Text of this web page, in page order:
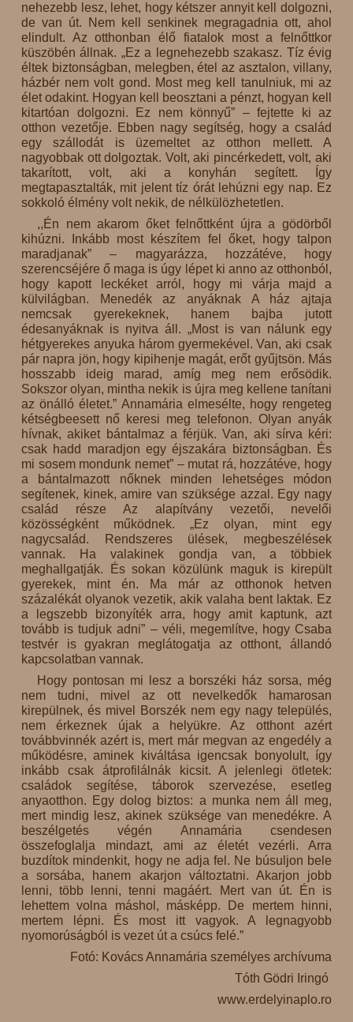
nehezebb lesz, lehet, hogy kétszer annyit kell dolgozni,
de van út. Nem kell senkinek megragadnia ott, ahol
elindult. Az otthonban élő fiatalok most a felnőttkor
küszöbén állnak. „Ez a legnehezebb szakasz. Tíz évig
éltek biztonságban, melegben, étel az asztalon, villany,
házbér nem volt gond. Most meg kell tanulniuk, mi az
élet odakint. Hogyan kell beosztani a pénzt, hogyan kell
kitartóan dolgozni. Ez nem könnyű” – fejtette ki az
otthon vezetője. Ebben nagy segítség, hogy a család
egy szállodát is üzemeltet az otthon mellett. A
nagyobbak ott dolgoztak. Volt, aki pincérkedett, volt, aki
takarított, volt, aki a konyhán segített. Így
megtapasztalták, mit jelent tíz órát lehúzni egy nap. Ez
sokkoló élmény volt nekik, de nélkülözhetetlen.
,,Én nem akarom őket felnőttként újra a gödörből
kihúzni. Inkább most készítem fel őket, hogy talpon
maradjanak” – magyarázza, hozzátéve, hogy
szerencséjére ő maga is úgy lépet ki anno az otthonból,
hogy kapott leckéket arról, hogy mi várja majd a
külvilágban. Menedék az anyáknak A ház ajtaja
nemcsak gyerekeknek, hanem bajba jutott
édesanyáknak is nyitva áll. „Most is van nálunk egy
hétgyerekes anyuka három gyermekével. Van, aki csak
pár napra jön, hogy kipihenje magát, erőt gyűjtsön. Más
hosszabb ideig marad, amíg meg nem erősödik.
Sokszor olyan, mintha nekik is újra meg kellene tanítani
az önálló életet.” Annamária elmesélte, hogy rengeteg
kétségbeesett nő keresi meg telefonon. Olyan anyák
hívnak, akiket bántalmaz a férjük. Van, aki sírva kéri:
csak hadd maradjon egy éjszakára biztonságban. És
mi sosem mondunk nemet” – mutat rá, hozzátéve, hogy
a bántalmazott nőknek minden lehetséges módon
segítenek, kinek, amire van szüksége azzal. Egy nagy
család része Az alapítvány vezetői, nevelői
közösségként működnek. „Ez olyan, mint egy
nagycsalád. Rendszeres ülések, megbeszélések
vannak. Ha valakinek gondja van, a többiek
meghallgatják. És sokan közülünk maguk is kirepült
gyerekek, mint én. Ma már az otthonok hetven
százalékát olyanok vezetik, akik valaha bent laktak. Ez
a legszebb bizonyíték arra, hogy amit kaptunk, azt
tovább is tudjuk adni” – véli, megemlítve, hogy Csaba
testvér is gyakran meglátogatja az otthont, állandó
kapcsolatban vannak.
Hogy pontosan mi lesz a borszéki ház sorsa, még
nem tudni, mivel az ott nevelkedők hamarosan
kirepülnek, és mivel Borszék nem egy nagy település,
nem érkeznek újak a helyükre. Az otthont azért
továbbvinnék azért is, mert már megvan az engedély a
működésre, aminek kiváltása igencsak bonyolult, így
inkább csak átprofilálnák kicsit. A jelenlegi ötletek:
családok segítése, táborok szervezése, esetleg
anyaotthon. Egy dolog biztos: a munka nem áll meg,
mert mindig lesz, akinek szüksége van menedékre. A
beszélgetés végén Annamária csendesen
összefoglalja mindazt, ami az életét vezérli. Arra
buzdítok mindenkit, hogy ne adja fel. Ne búsuljon bele
a sorsába, hanem akarjon változtatni. Akarjon jobb
lenni, több lenni, tenni magáért. Mert van út. Én is
lehettem volna máshol, másképp. De mertem hinni,
mertem lépni. És most itt vagyok. A legnagyobb
nyomorúságból is vezet út a csúcs felé.”
Fotó: Kovács Annamária személyes archívuma
Tóth Gödri Iringó
www.erdelyinaplo.ro